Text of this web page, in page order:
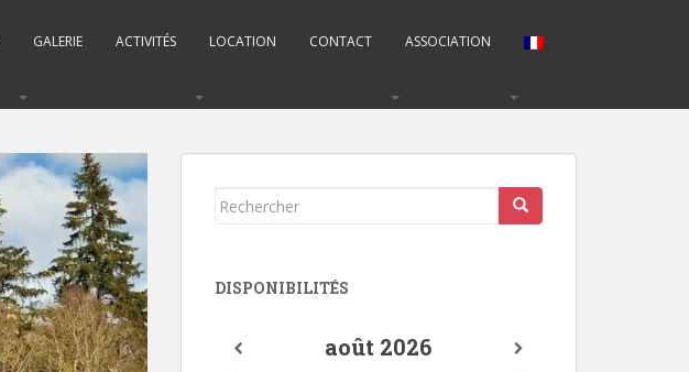
GALERIE ACTIVITÉS LOCATION CONTACT ASSOCIATION
Rechercher...
DISPONIBILITÉS
août 2026